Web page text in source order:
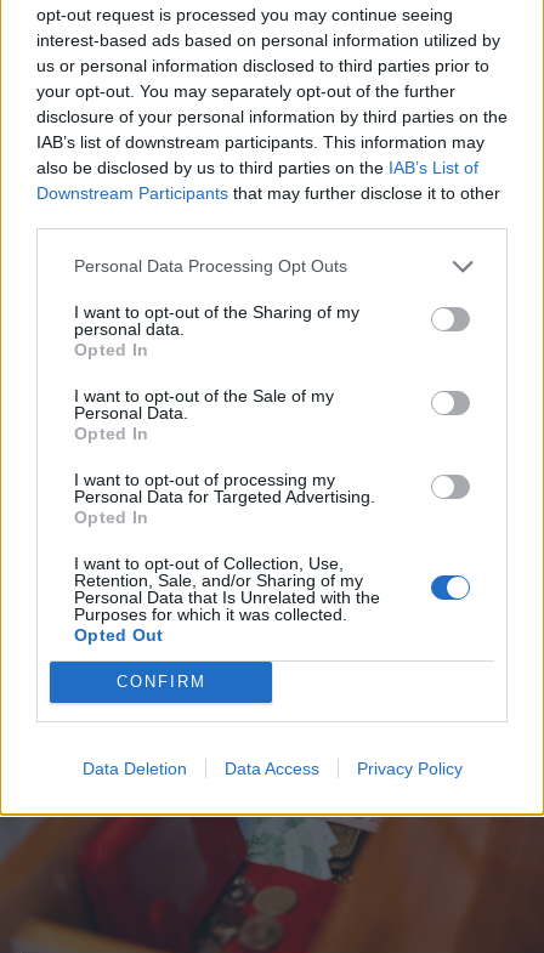
opt-out request is processed you may continue seeing
interest-based ads based on personal information utilized by
us or personal information disclosed to third parties prior to
your opt-out. You may separately opt-out of the further
disclosure of your personal information by third parties on the
IAB’s list of downstream participants. This information may
also be disclosed by us to third parties on the IAB’s List of
Downstream Participants that may further disclose it to other
Personal Data Processing Opt Outs
I want to opt-out of the Sharing of my
personal data.
Opted In
I want to opt-out of the Sale of my
Personal Data.
Opted In
I want to opt-out of processing my
Personal Data for Targeted Advertising.
Opted In
I want to opt-out of Collection, Use,
Retention, Sale, and/or Sharing of my
Personal Data that Is Unrelated with the
Purposes for which it was collected.
Opted Out
CONFIRM
Data Deletion Data Access Privacy Policy
2026. augusztus 08., szombat
elsüllyesztésével, tovább csökkent
a Duna vízállása Cernavodánál